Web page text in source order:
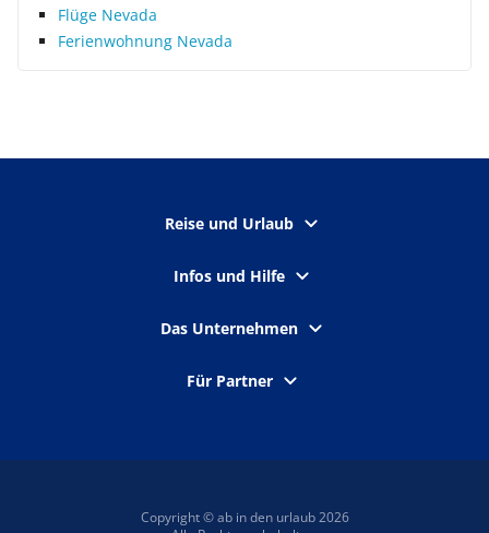
Flüge Nevada
Ferienwohnung Nevada
Reise und Urlaub
Infos und Hilfe
Das Unternehmen
Für Partner
Copyright © ab in den urlaub 2026